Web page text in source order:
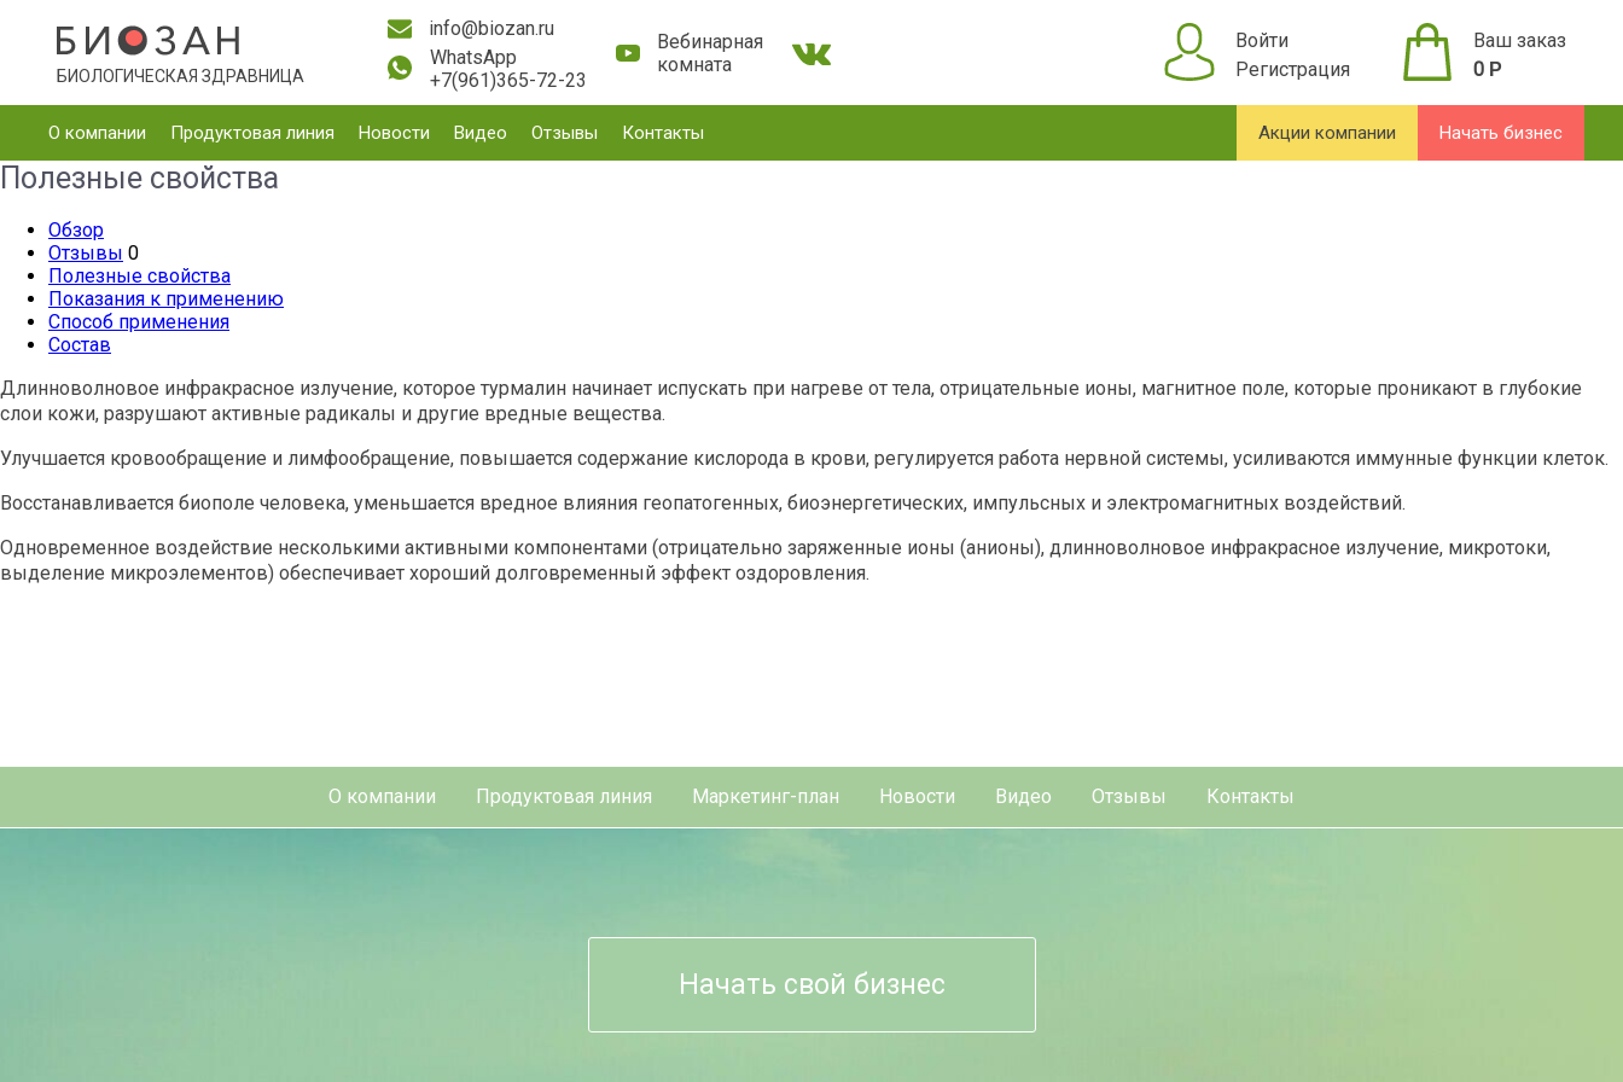
БИОЛОГИЧЕСКАЯ ЗДРАВНИЦА
info@biozan.ru
WhatsApp
+7(961)365-72-23
Вебинарная
комната
Ваш заказ
0 Р
Войти
Регистрация
О компании Продуктовая линия Новости Видео Отзывы Контакты Начать бизнес
Акции компании
Полезные свойства
Обзор
Отзывы 0
Полезные свойства
Показания к применению
Способ применения
Состав
Длинноволновое инфракрасное излучение, которое турмалин начинает испускать при нагреве от тела, отрицательные ионы, магнитное поле, которые проникают в глубокие
слои кожи, разрушают активные радикалы и другие вредные вещества.
Улучшается кровообращение и лимфообращение, повышается содержание кислорода в крови, регулируется работа нервной системы, усиливаются иммунные функции клеток.
Восстанавливается биополе человека, уменьшается вредное влияния геопатогенных, биоэнергетических, импульсных и электромагнитных воздействий.
Одновременное воздействие несколькими активными компонентами (отрицательно заряженные ионы (анионы), длинноволновое инфракрасное излучение, микротоки,
выделение микроэлементов) обеспечивает хороший долговременный эффект оздоровления.
О компании Продуктовая линия Маркетинг-план Новости Видео Отзывы Контакты
Начать свой бизнес